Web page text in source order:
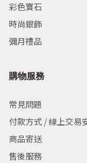
彩色寶石
時尚銀飾
彌月禮品
購物服務
常見問題
付款方式 / 線上交易
商品寄送
售後服務